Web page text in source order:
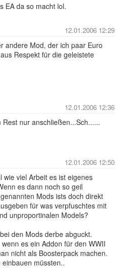
EA da so macht lol.
12.01.2006 12:29
andere Mod, der ich paar Euro
Respekt für die geleistete
12.01.2006 12:36
nur anschließen...Sch......
12.01.2006 12:50
wie viel Arbeit es ist eigenes
es dann noch so geil
Mods ists doch direkt
für was verpfuschtes mit
unproportinalen Models?
den Mods derbe abguckt.
es ein Addon für den WWII
nicht als Boosterpack machen.
müssten..